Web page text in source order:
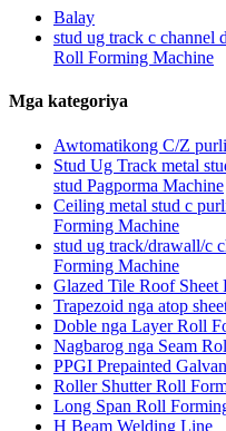
Balay
stud ug track c channel
Roll Forming Machine
Mga kategoriya
Awtomatikong C/Z
Stud Ug Track metal
stud Pagporma Machine
Ceiling metal stud c
Forming Machine
stud ug track/drawall/c
Forming Machine
Glazed Tile Roof Sheet
Trapezoid nga atop
Doble nga Layer Roll
Nagbarog nga Seam
PPGI Prepainted
Roller Shutter Roll
Long Span Roll
H Beam Welding Line